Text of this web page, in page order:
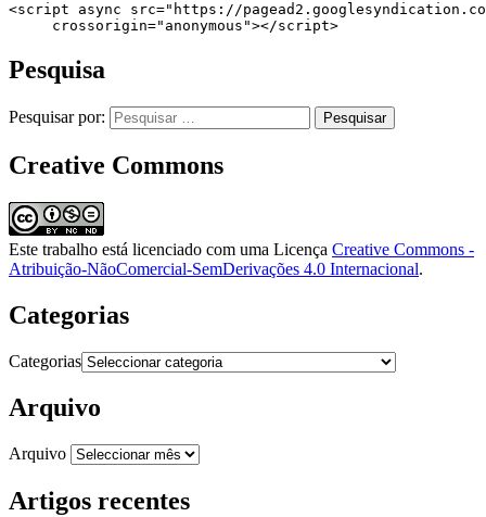
<script async src="https://
     crossorigin="anonymous"></script>
Pesquisa
Pesquisar por:
Creative Commons
Este trabalho está licenciado com uma Licença Creative Commons -
Atribuição-NãoComercial-SemDerivações 4.0 Internacional.
Categorias
Categorias
Arquivo
Arquivo
Artigos recentes